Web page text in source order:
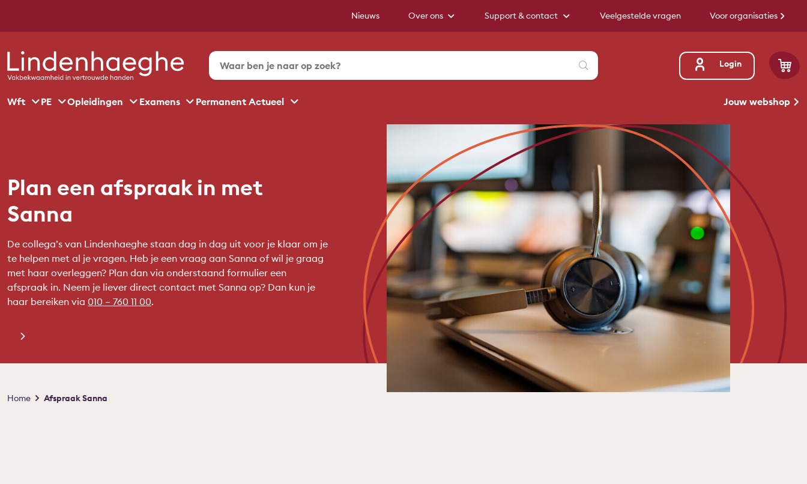
Nieuws Over ons Support & contact Veelgestelde vragen Voor organisaties
Zoeken Login
Wft PE Opleidingen Examens Permanent Actueel Jouw webshop
Plan een afspraak in met
Sanna
De collega’s van Lindenhaeghe staan dag in dag uit voor je klaar om je
te helpen met al je vragen. Heb je een vraag aan Sanna of wil je graag
met haar overleggen? Plan dan via onderstaand formulier een
afspraak in. Neem je liever direct contact met Sanna op? Dan kun je
haar bereiken via 010 – 760 11 00.
Kruimelpad
Home Afspraak Sanna